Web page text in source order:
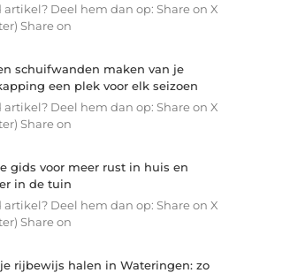
artikel? Deel hem dan op: Share on X
Share on
schuifwanden maken van je
een plek voor elk seizoen
artikel? Deel hem dan op: Share on X
Share on
gids voor meer rust in huis en
in de tuin
artikel? Deel hem dan op: Share on X
Share on
rijbewijs halen in Wateringen: zo